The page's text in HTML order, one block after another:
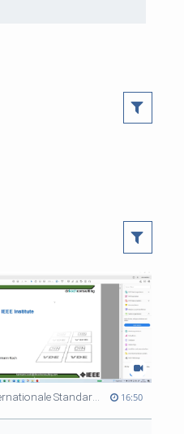
AWE Internationale Standardisierung 7 16:50